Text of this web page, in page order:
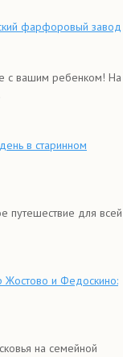
фарфоровый завод
с вашим ребенком! На
в старинном
путешествие для всей
Жостово и Федоскино:
на семейной